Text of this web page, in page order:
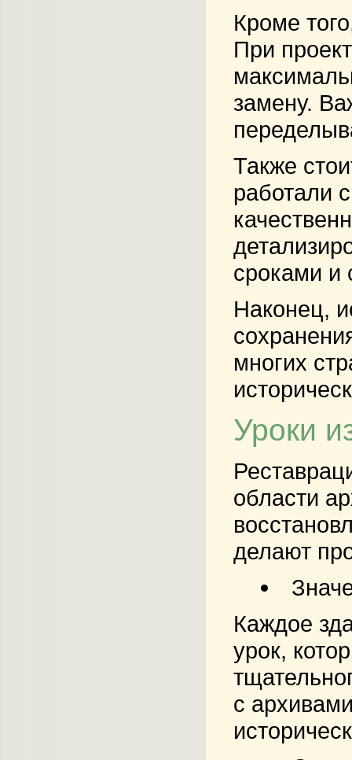
Кроме
При
замену.
Также
работали
сроками и
Наконец,
многих
Уроки
области
делают
Каждое
урок,
с